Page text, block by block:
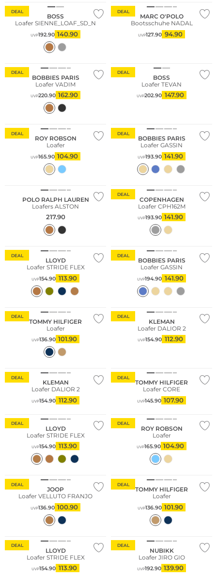
DEAL
BOSS
Loafer SIENNE_LOAF_SD_N
UVP192.90 140.90
DEAL
MARC O'POLO
Bootsschuhe NADAL
UVP127.90 94.90
DEAL
BOBBIES PARIS
Loafer VADIM
UVP220.90 162.90
DEAL
BOSS
Loafer TEVAN
UVP202.90 147.90
DEAL
ROY ROBSON
Loafer
UVP165.90 104.90
DEAL
BOBBIES PARIS
Loafer GASSIN
UVP193.90 141.90
POLO RALPH LAUREN
Loafers ALSTON
217.90
DEAL
Nachhaltig
COPENHAGEN
Loafer CPH162M
UVP193.90 141.90
DEAL
LLOYD
Loafer STRIDE FLEX
UVP154.90 113.90
DEAL
BOBBIES PARIS
Loafer GASSIN
UVP194.90 141.90
DEAL
TOMMY HILFIGER
Loafer
UVP136.90 101.90
DEAL
Nachhaltig
KLEMAN
Loafer DALIOR 2
UVP154.90 112.90
DEAL
KLEMAN
Loafer DALIOR 2
UVP154.90 112.90
DEAL
TOMMY HILFIGER
Loafer CORE
UVP145.90 107.90
DEAL
LLOYD
Loafer STRIDE FLEX
UVP154.90 113.90
DEAL
ROY ROBSON
Loafer
UVP165.90 104.90
DEAL
JOOP
Loafer VELLUTO FRANJO
UVP136.90 100.90
DEAL
TOMMY HILFIGER
Loafer
UVP136.90 101.90
DEAL
LLOYD
Loafer STRIDE FLEX
UVP154.90 113.90
DEAL
NUBIKK
Loafer JIRO GIO
UVP192.90 139.90